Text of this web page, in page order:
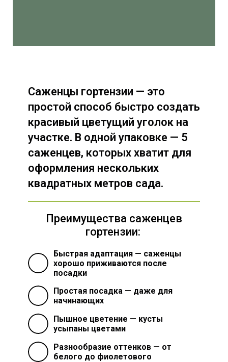
Саженцы гортензии — это
простой способ быстро создать
красивый цветущий уголок на
участке. В одной упаковке — 5
саженцев, которых хватит для
оформления нескольких
квадратных метров сада.
Преимущества саженцев
гортензии:
Быстрая адаптация — саженцы
хорошо приживаются после
посадки
Простая посадка — даже для
начинающих
Пышное цветение — кусты
усыпаны цветами
Разнообразие оттенков — от
белого до фиолетового